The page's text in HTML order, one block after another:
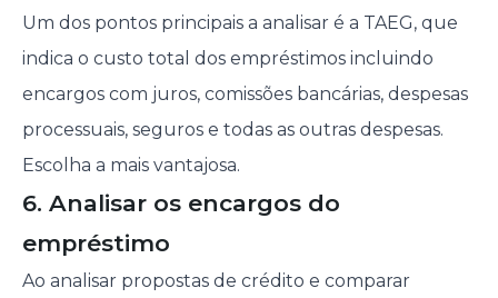
Um dos pontos principais a analisar é a TAEG, que
indica o custo total dos empréstimos incluindo
encargos com juros, comissões bancárias, despesas
processuais, seguros e todas as outras despesas.
Escolha a mais vantajosa.
6. Analisar os encargos do
empréstimo
Ao analisar propostas de crédito e comparar